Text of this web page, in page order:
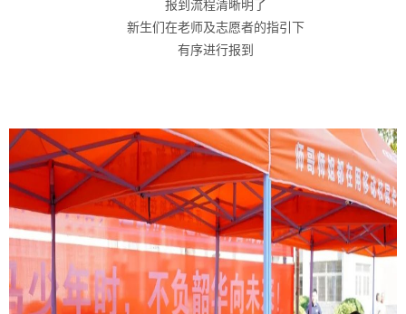
报到流程清晰明了
新生们在老师及志愿者的指引下
有序进行报到